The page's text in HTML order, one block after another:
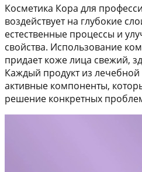
Косметика Кора для
воздействует на глубокие
естественные процессы и
свойства. Использование
придает коже лица свежий,
Каждый продукт из
активные компоненты,
решение конкретных